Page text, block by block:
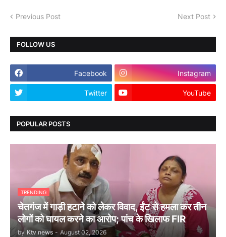
Previous Post Next Post
FOLLOW US
Facebook Instagram
Twitter YouTube
POPULAR POSTS
TRENDING
चेतगंज में गाड़ी हटाने को लेकर विवाद, ईंट से हमला कर तीन
लोगों को घायल करने का आरोप; पांच के खिलाफ FIR
by Ktv news - August 02, 2026